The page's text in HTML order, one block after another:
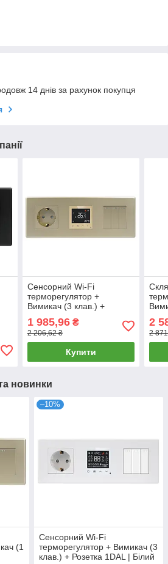
14 днів за рахунок покупця
Сенсорний Wi-Fi
терморегулятор +
Вимикач (3 клав.) +
(P228-SW3G-TR.WF-
ST.GD)
1 985,96₴
2 206,62 ₴
Купити
2
2
новинки
(1
–10%
Сенсорний Wi-Fi
терморегулятор + Вимикач (3
клав.) + Розетка 1DAL | Білий